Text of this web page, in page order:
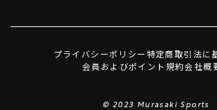
プライバシーポリシー特定商取引法に
会員およびポイント規約会社概
© 2023 Murasaki Sports